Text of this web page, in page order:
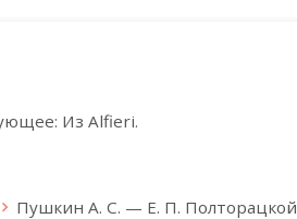
Из Alfieri.
Пушкин А. С. — Е. П. Полторацкой